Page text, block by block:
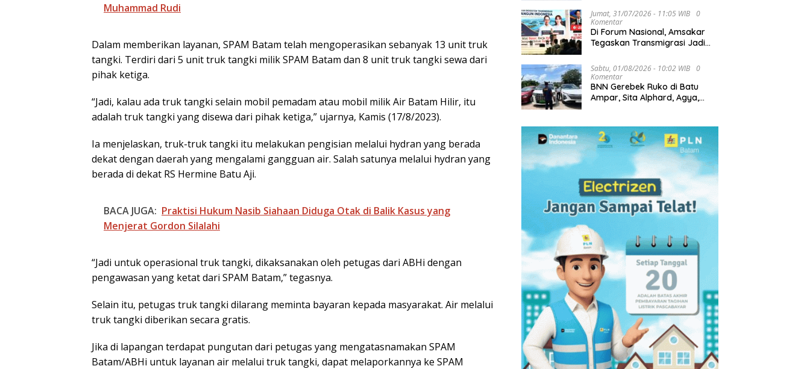
Muhammad Rudi
Dalam memberikan layanan, SPAM Batam telah mengoperasikan sebanyak 13 unit truk
tangki. Terdiri dari 5 unit truk tangki milik SPAM Batam dan 8 unit truk tangki sewa dari
pihak ketiga.
“Jadi, kalau ada truk tangki selain mobil pemadam atau mobil milik Air Batam Hilir, itu
adalah truk tangki yang disewa dari pihak ketiga,” ujarnya, Kamis (17/8/2023).
Ia menjelaskan, truk-truk tangki itu melakukan pengisian melalui hydran yang berada
dekat dengan daerah yang mengalami gangguan air. Salah satunya melalui hydran yang
berada di dekat RS Hermine Batu Aji.
BACA JUGA: Praktisi Hukum Nasib Siahaan Diduga Otak di Balik Kasus yang
Menjerat Gordon Silalahi
“Jadi untuk operasional truk tangki, dikaksanakan oleh petugas dari ABHi dengan
pengawasan yang ketat dari SPAM Batam,” tegasnya.
Selain itu, petugas truk tangki dilarang meminta bayaran kepada masyarakat. Air melalui
truk tangki diberikan secara gratis.
Jika di lapangan terdapat pungutan dari petugas yang mengatasnamakan SPAM
Batam/ABHi untuk layanan air melalui truk tangki, dapat melaporkannya ke SPAM
Mandiri LMS
Jumat, 31/07/2026 - 11:05 WIB
0
Komentar
Di Forum Nasional, Amsakar
Tegaskan Transmigrasi Jadi
Pembangunan
Sabtu, 01/08/2026 - 10:02 WIB
0
Komentar
BNN Gerebek Ruko di Batu
Ampar, Sita Alphard, Agya,